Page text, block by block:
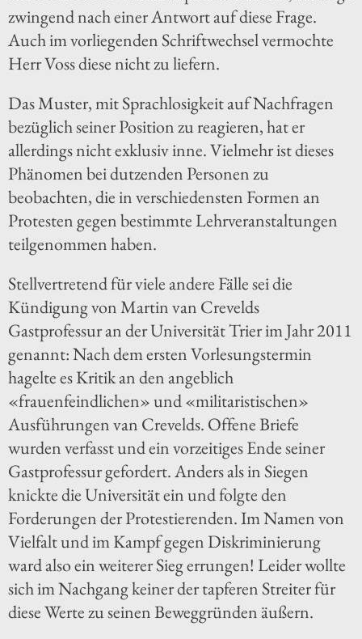
zwingend nach einer Antwort auf diese Frage.
Auch im vorliegenden Schriftwechsel vermochte
Herr Voss diese nicht zu liefern.
Das Muster, mit Sprachlosigkeit auf Nachfragen
bezüglich seiner Position zu reagieren, hat er
allerdings nicht exklusiv inne. Vielmehr ist dieses
Phänomen bei dutzenden Personen zu
beobachten, die in verschiedensten Formen an
Protesten gegen bestimmte Lehrveranstaltungen
teilgenommen haben.
Stellvertretend für viele andere Fälle sei die
Kündigung von Martin van Crevelds
Gastprofessur an der Universität Trier im Jahr 2011
genannt: Nach dem ersten Vorlesungstermin
hagelte es Kritik an den angeblich
«frauenfeindlichen» und «militaristischen»
Ausführungen van Crevelds. Offene Briefe
wurden verfasst und ein vorzeitiges Ende seiner
Gastprofessur gefordert. Anders als in Siegen
knickte die Universität ein und folgte den
Forderungen der Protestierenden. Im Namen von
Vielfalt und im Kampf gegen Diskriminierung
ward also ein weiterer Sieg errungen! Leider wollte
sich im Nachgang keiner der tapferen Streiter für
diese Werte zu seinen Beweggründen äußern.